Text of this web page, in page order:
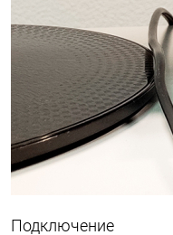
Подключение